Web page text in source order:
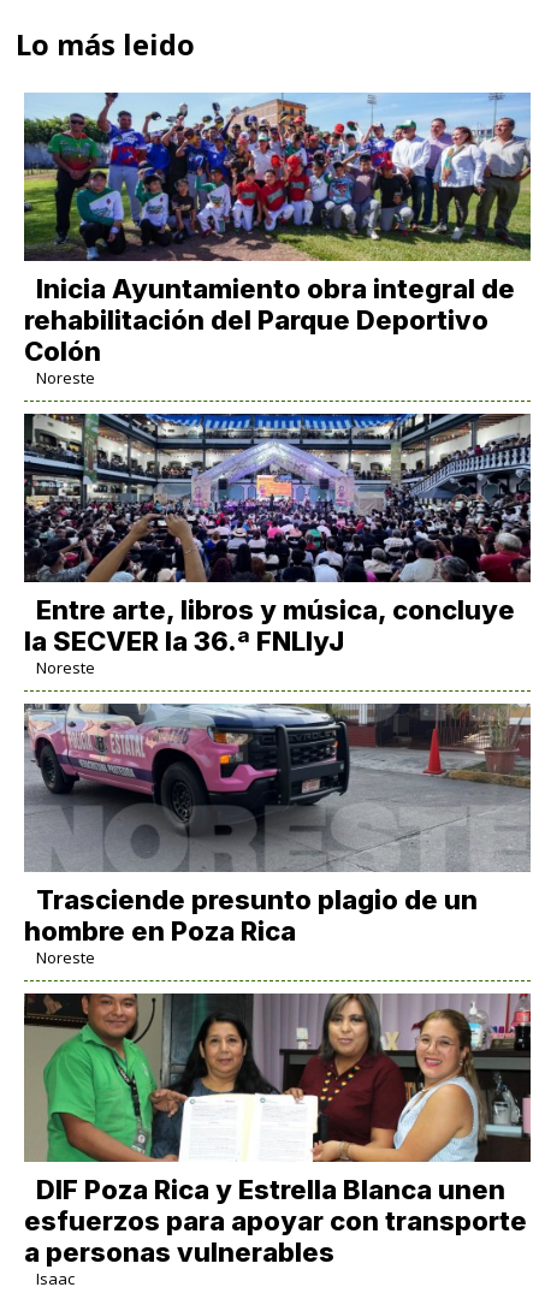
Lo más leido
Inicia Ayuntamiento obra integral de
rehabilitación del Parque Deportivo
Colón
Noreste
Entre arte, libros y música, concluye
la SECVER la 36.ª FNLIyJ
Noreste
Trasciende presunto plagio de un
hombre en Poza Rica
Noreste
DIF Poza Rica y Estrella Blanca unen
esfuerzos para apoyar con transporte
a personas vulnerables
Isaac